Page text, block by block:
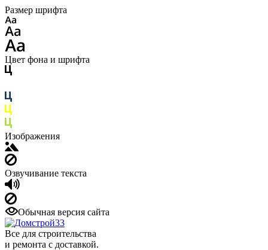
Размер шрифта
Цвет фона и шрифта
Изображения
Озвучивание текста
Обычная версия сайта
Все для строительства
и ремонта с доставкой.